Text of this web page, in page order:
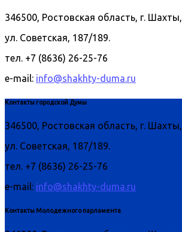
346500, Ростовская область, г. Шахты,
ул. Советская, 187/189.
тел. +7 (8636) 26-25-76
e-mail: info@shakhty-duma.ru
Контакты городской Думы
346500, Ростовская область, г. Шахты,
ул. Советская, 187/189.
тел. +7 (8636) 26-25-76
e-mail: info@shakhty-duma.ru
Контакты Молодежного парламента